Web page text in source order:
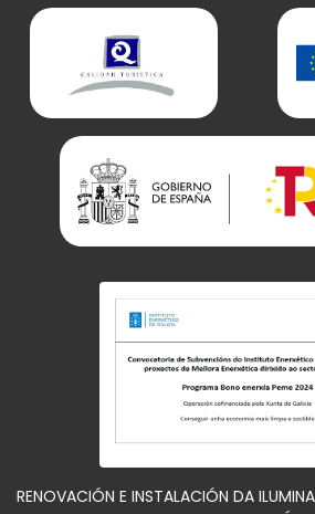
RENOVACIÓN E INSTALACIÓN DA